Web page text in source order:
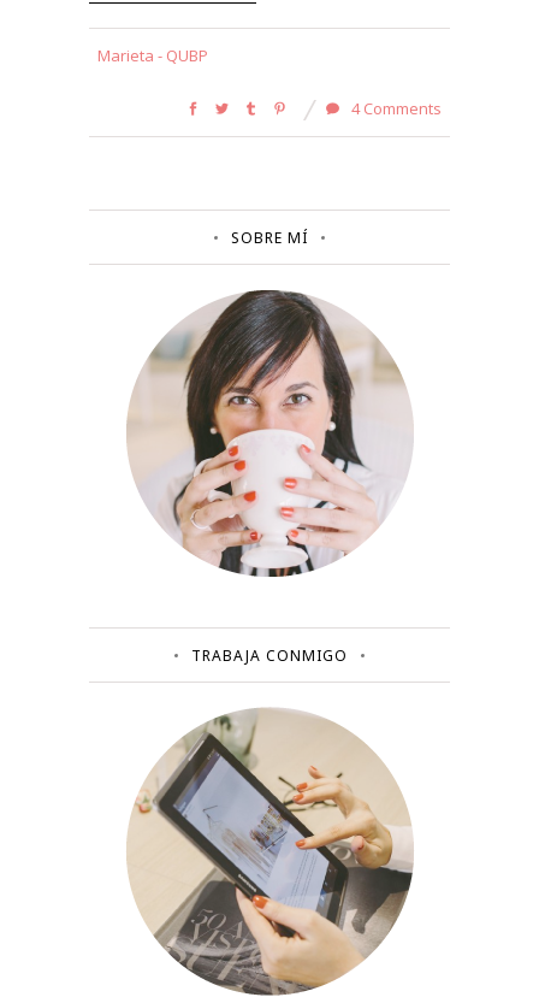
Marieta - QUBP
4 Comments
SOBRE MÍ
TRABAJA CONMIGO